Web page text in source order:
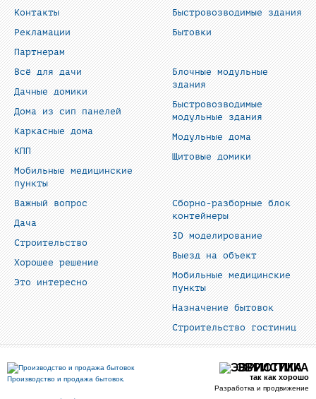
Контакты
Рекламации
Партнерам
Быстровозводимые здания
Бытовки
Всё для дачи
Дачные домики
Дома из сип панелей
Каркасные дома
КПП
Мобильные медицинские
пункты
Блочные модульные
здания
Быстровозводимые
модульные здания
Модульные дома
Щитовые домики
Важный вопрос
Дача
Строительство
Хорошее решение
Это интересно
Сборно-разборные блок
контейнеры
3D моделирование
Выезд на объект
Мобильные медицинские
пункты
Назначение бытовок
Строительство гостиниц
Производство и продажа бытовок.
ЭВРИСТИКА
так как хорошо
Разработка и продвижение